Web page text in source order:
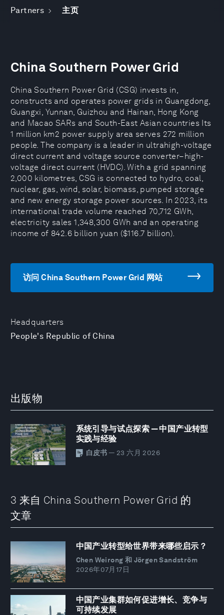
Partners 主页
Headquarters
People's Republic of China
China Southern Power Grid
China Southern Power Grid (CSG) invests in,
constructs and operates power grids in Guangdong,
Guangxi, Yunnan, Guizhou and Hainan, Hong Kong
and Macao SARs and South-East Asian countries Its
1 million km2 power supply area serves 272 million
people. The company is a leader in ultrahigh-voltage
direct current and voltage source converter–high-
voltage direct current (HVDC). With a grid spanning
2,000 kilometres, CSG is connected to hydro, coal,
nuclear, gas, wind, solar, biomass, pumped storage
and new energy storage power sources. In 2023, its
international trade volume reached 70,712 GWh,
electricity sales 1,348,300 GWh and an operating
income of 842.6 billion yuan ($116.7 billion).
访问 China Southern Power Grid 网站
出版物
系统引导与试点探索 — 中国产业转型
实践与经验
白皮书 — 23 六月 2026
3 来自 China Southern Power Grid 的
文章
中国产业转型给世界带来哪些启示？
Chen Weirong 和 Jörgen Sandström
2026年07月17日
中国产业集群如何促进增长、竞争与
可持续发展